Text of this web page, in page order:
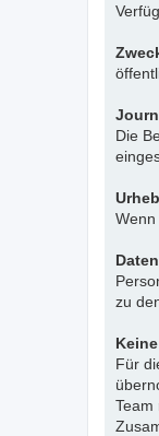
Die
zu
Für
Team